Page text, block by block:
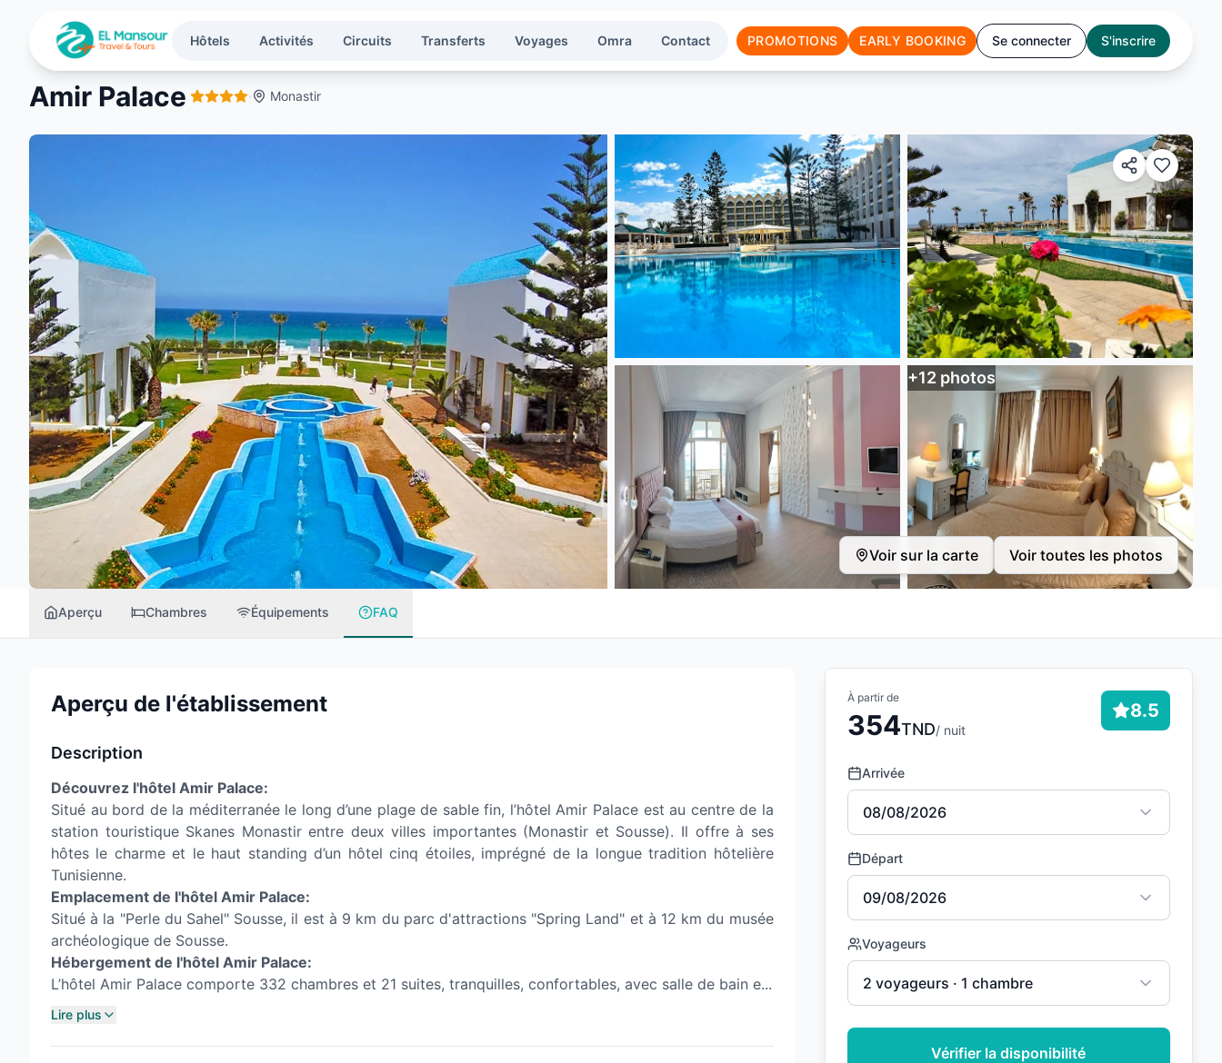
Hôtels Activités Circuits Transferts Voyages Omra Contact PROMOTIONS EARLY BOOKING Se connecter S'inscrire
Amir Palace · Monastir
+12 photos
Voir sur la carte Voir toutes les photos
Aperçu Chambres Équipements FAQ
Aperçu de l'établissement
Description
Découvrez l'hôtel Amir Palace:
Situé au bord de la méditerranée le long d’une plage de sable fin, l’hôtel Amir Palace est au centre de la
station touristique Skanes Monastir entre deux villes importantes (Monastir et Sousse). Il offre à ses
hôtes le charme et le haut standing d’un hôtel cinq étoiles, imprégné de la longue tradition hôtelière
Tunisienne.
Emplacement de l'hôtel Amir Palace:
Situé à la "Perle du Sahel" Sousse, il est à 9 km du parc d'attractions "Spring Land" et à 12 km du musée
archéologique de Sousse.
Hébergement de l'hôtel Amir Palace:
L’hôtel Amir Palace comporte 332 chambres et 21 suites, tranquilles, confortables, avec salle de bain e...
Lire plus
À partir de
354TND/ nuit
8.5
Arrivée
08/08/2026
Départ
09/08/2026
Voyageurs
2 voyageurs · 1 chambre
Vérifier la disponibilité